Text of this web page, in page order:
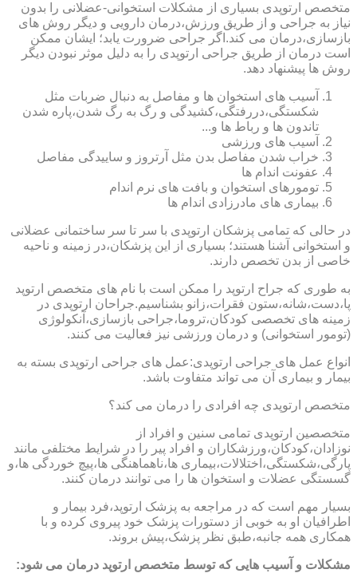
متخصص ارتوپدی بسیاری از مشکلات استخوانی-عضلانی را بدون
نیاز به جراحی و از طریق ورزش،درمان دارویی و دیگر روش های
بازسازی،درمان می کند.اگر جراحی ضرورت یابد؛ ایشان ممکن
است درمان از طریق جراحی ارتوپدی را به دلیل موثر نبودن دیگر
روش ها پیشنهاد دهد.
آسیب های استخوان ها و مفاصل به دنبال ضربات مثل
شکستگی،دررفتگی،کشیدگی و رگ به رگ شدن،پاره شدن
تاندون ها و رباط ها و...
آسیب های ورزشی
خراب شدن مفاصل بدن مثل آرتروز و ساییدگی مفاصل
عفونت اندام ها
تومورهای استخوان و بافت های نرم اندام
بیماری های مادرزادی اندام ها
در حالی که تمامی پزشکان ارتوپدی با سر تا سر ساختمانی عضلانی
و استخوانی آشنا هستند؛ بسیاری از این پزشکان،در زمینه و ناحیه
خاصی از بدن تخصص دارند.
به طوری که جراح ارتوپد را ممکن است با نام های متخصص ارتوپد
پا،دست،شانه،ستون فقرات،زانو بشناسیم.جراحان ارتوپدی در
زمینه های تخصصی کودکان،تروما،جراحی بازسازی،آنکولوژی
(تومور استخوانی) و درمان ورزشی نیز فعالیت می کنند.
انواع عمل های جراحی ارتوپدی:عمل های جراحی ارتوپدی بسته به
بیمار و بیماری آن می تواند متفاوت باشد.
متخصص ارتوپدی چه افرادی را درمان می کند؟
متخصصین ارتوپدی تمامی سنین و افراد از
نوزادان،کودکان،ورزشکاران و افراد پیر را در شرایط مختلفی مانند
پارگی،شکستگی،اختلالات،بیماری ها،ناهماهنگی ها،پیچ خوردگی ها،و
گسستگی عضلات و استخوان ها را می توانند درمان کنند.
بسیار مهم است که در مراجعه به پزشک ارتوپد،فرد بیمار و
اطرافیان او به خوبی از دستورات پزشک خود پیروی کرده و با
همکاری همه جانبه،طبق نظر پزشک،پیش بروند.
مشکلات و آسیب هایی که توسط متخصص ارتوپد درمان می شود: